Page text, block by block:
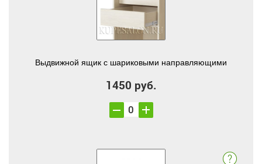
Выдвижной ящик с шариковыми направляющими
1450 руб.